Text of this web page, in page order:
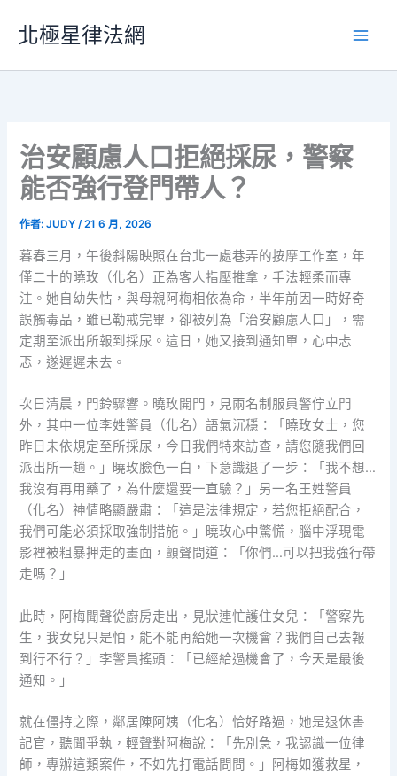
要
北極星律法網
治安顧慮人口拒絕採尿，警察
能否強行登門帶人？
作者:JUDY/21 6 月, 2026
暮春三月，午後斜陽映照在台北一處巷弄的按摩工作室，年
僅二十的曉玫（化名）正為客人指壓推拿，手法輕柔而專
注。她自幼失怙，與母親阿梅相依為命，半年前因一時好奇
誤觸毒品，雖已勒戒完畢，卻被列為「治安顧慮人口」，需
定期至派出所報到採尿。這日，她又接到通知單，心中忐
忑，遂遲遲未去。
次日清晨，門鈴驟響。曉玫開門，見兩名制服員警佇立門
外，其中一位李姓警員（化名）語氣沉穩：「曉玫女士，您
昨日未依規定至所採尿，今日我們特來訪查，請您隨我們回
派出所一趟。」曉玫臉色一白，下意識退了一步：「我不想…
我沒有再用藥了，為什麼還要一直驗？」另一名王姓警員
（化名）神情略顯嚴肅：「這是法律規定，若您拒絕配合，
我們可能必須採取強制措施。」曉玫心中驚慌，腦中浮現電
影裡被粗暴押走的畫面，顫聲問道：「你們…可以把我強行帶
走嗎？」
此時，阿梅聞聲從廚房走出，見狀連忙護住女兒：「警察先
生，我女兒只是怕，能不能再給她一次機會？我們自己去報
到行不行？」李警員搖頭：「已經給過機會了，今天是最後
通知。」
就在僵持之際，鄰居陳阿姨（化名）恰好路過，她是退休書
記官，聽聞爭執，輕聲對阿梅說：「先別急，我認識一位律
師，專辦這類案件，不如先打電話問問。」阿梅如獲救星，